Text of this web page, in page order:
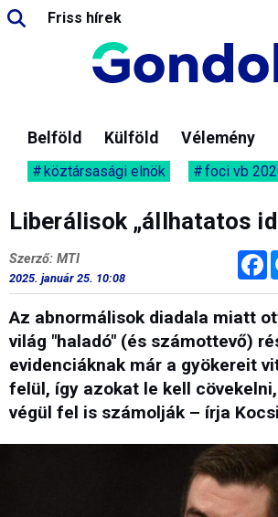
Friss hírek
Belföld Külföld Vélemény
köztársasági elnök foci vb
Liberálisok „állhatatos
Szerző: MTI
2025. január 25. 10:08
Az abnormálisok diadala miatt
világ "haladó" (és számottevő)
evidenciáknak már a gyökereit
felül, így azokat le kell
végül fel is számolják – írja